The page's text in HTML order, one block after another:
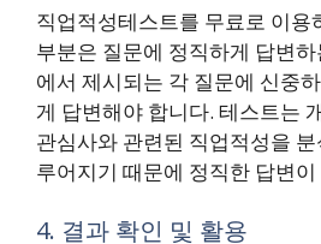
직업적성테스트를 무료로 이용
부분은 질문에 정직하게 답변
에서 제시되는 각 질문에 신중
게 답변해야 합니다. 테스트는
관심사와 관련된 직업적성을
루어지기 때문에 정직한 답변
4. 결과 확인 및 활용